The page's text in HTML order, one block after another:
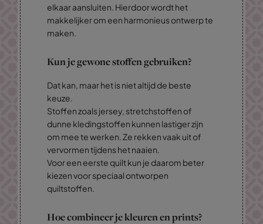
elkaar aansluiten. Hierdoor wordt het
makkelijker om een harmonieus ontwerp te
maken.
Kun je gewone stoffen gebruiken?
Dat kan, maar het is niet altijd de beste
keuze.
Stoffen zoals jersey, stretchstoffen of
dunne kledingstoffen kunnen lastiger zijn
om mee te werken. Ze rekken vaak uit of
vervormen tijdens het naaien.
Voor een eerste quilt kun je daarom beter
kiezen voor speciaal ontworpen
quiltstoffen.
Hoe combineer je kleuren en prints?